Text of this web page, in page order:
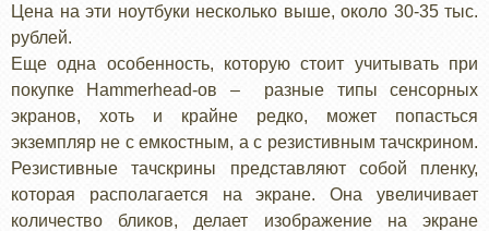
Цена на эти ноутбуки несколько выше, около 30-35 тыс.
рублей.
Еще одна особенность, которую стоит учитывать при
покупке Hammerhead-ов – разные типы сенсорных
экранов, хоть и крайне редко, может попасться
экземпляр не с емкостным, а с резистивным тачскрином.
Резистивные тачскрины представляют собой пленку,
которая располагается на экране. Она увеличивает
количество бликов, делает изображение на экране